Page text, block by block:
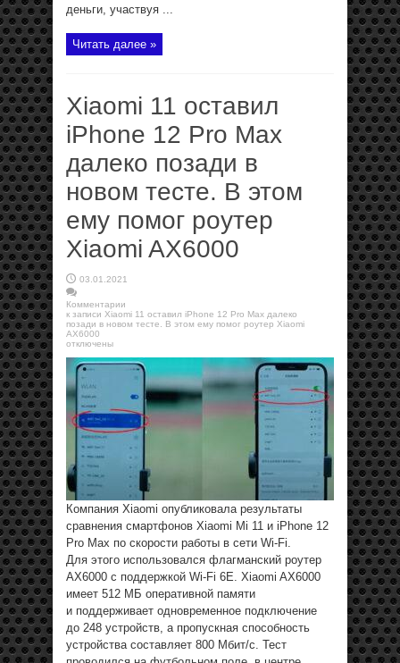
деньги, участвуя ...
Читать далее »
Xiaomi 11 оставил
iPhone 12 Pro Max
далеко позади в
новом тесте. В этом
ему помог роутер
Xiaomi AX6000
03.01.2021
Комментарии
к записи Xiaomi 11 оставил iPhone 12 Pro Max далеко
позади в новом тесте. В этом ему помог роутер Xiaomi
AX6000
отключены
Компания Xiaomi опубликовала результаты
сравнения смартфонов Xiaomi Mi 11 и iPhone 12
Pro Max по скорости работы в сети Wi-Fi.
Для этого использовался флагманский роутер
AX6000 с поддержкой Wi-Fi 6E. Xiaomi AX6000
имеет 512 МБ оперативной памяти
и поддерживает одновременное подключение
до 248 устройств, а пропускная способность
устройства составляет 800 Мбит/с. Тест